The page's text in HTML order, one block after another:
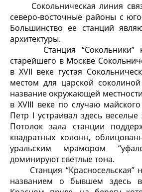
Сокольническая линия
северо-восточные районы с
Большинство ее станций
архитектуры.
Станция “Сокольники”
старейшего в Москве
в XVII веке густая
местом для царской
название окружающей
в XVIII веке по случаю
Петр I устраивал здесь
Потолок зала станции
квадратных колонн,
уральским мрамором
доминируют светлые тона.
Станция “Красносельская”
названием о бывшем здесь